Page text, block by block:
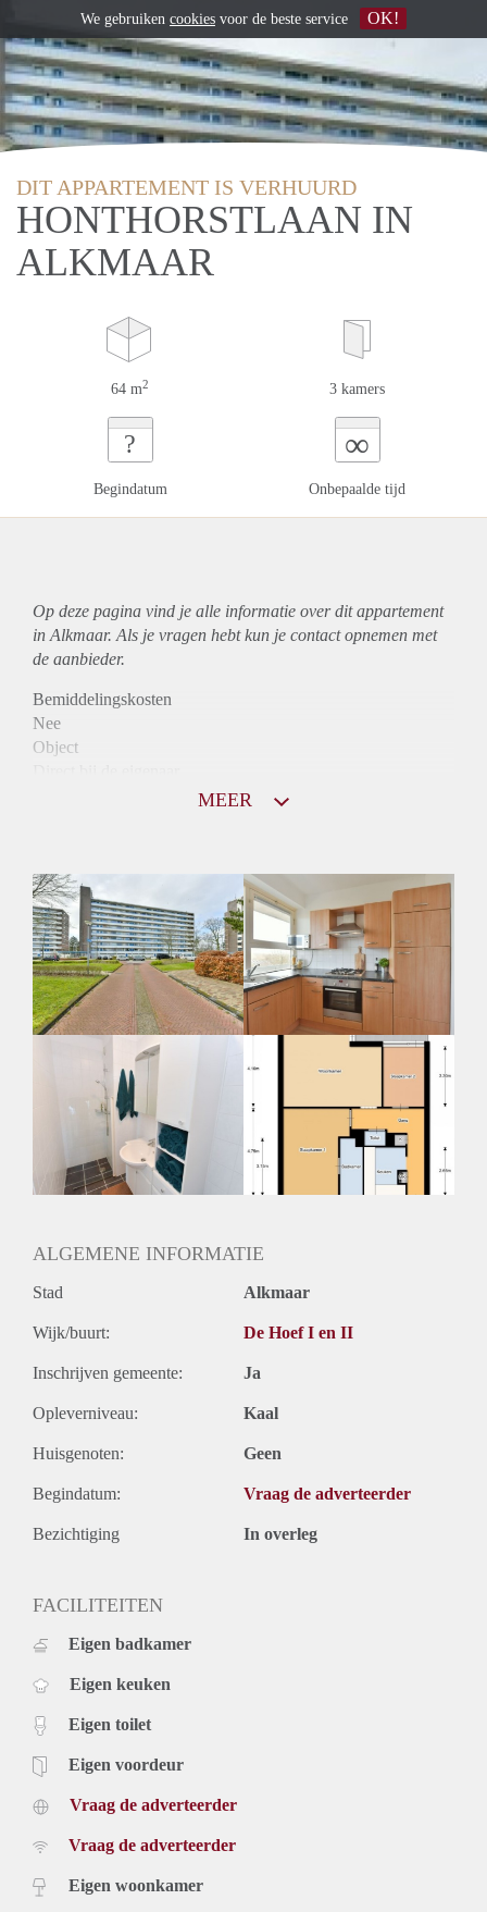
DIT APPARTEMENT IS VERHUURD
HONTHORSTLAAN IN
ALKMAAR
64 m2 3 kamers
?
Begindatum
∞
Onbepaalde tijd
Op deze pagina vind je alle informatie over ditappartement
in Alkmaar. Als je vragen hebt kun je contact opnemen met
de aanbieder.
Bemiddelingskosten
Nee
Object
Huurtoeslag
Niet mogelijk
Inkomen eis
3,2 X Maandhuur Bruto
Huurtermijn
Onbepaalde termijn
Oplevering
MEER
ALGEMENE INFORMATIE
Stad Alkmaar
Wijk/buurt: De Hoef I en II
Inschrijven gemeente: Ja
Opleverniveau: Kaal
Huisgenoten: Geen
Begindatum: Vraag de adverteerder
Bezichtiging In overleg
FACILITEITEN
Eigen badkamer
Eigen keuken
Eigen toilet
Eigen voordeur
Vraag de adverteerder
Vraag de adverteerder
Eigen woonkamer
We gebruiken cookies voor de beste service OK!